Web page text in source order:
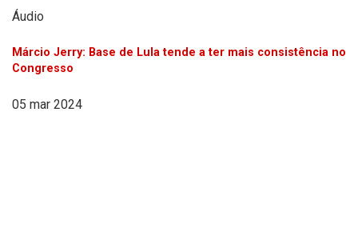
Áudio
Márcio Jerry: Base de Lula tende a ter mais consistência no
Congresso
05 mar 2024